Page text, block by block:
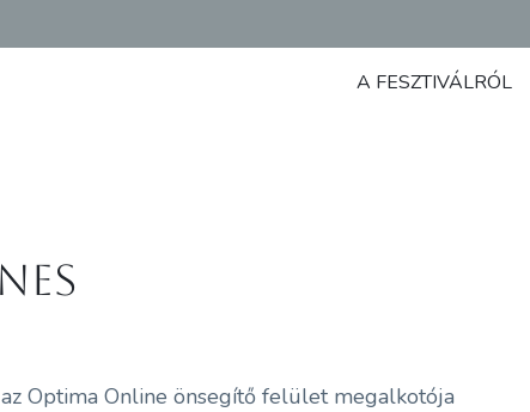
A FESZTIVÁLRÓL
Optima Online önsegítő felület megalkotója